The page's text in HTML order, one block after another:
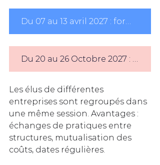
Les élus de différentes
entreprises sont regroupés dans
une même session. Avantages :
échanges de pratiques entre
structures, mutualisation des
coûts, dates régulières.